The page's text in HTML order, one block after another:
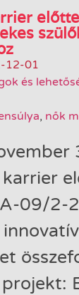
12-01
és
, nők
karrier
09/2-